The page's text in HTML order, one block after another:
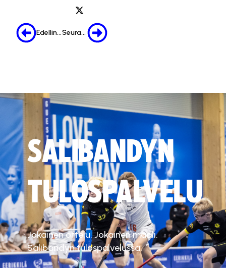
Edellinen Seuraava
SALIBANDYN
TULOSPALVELU
Jokainen ottelu. Jokainen maali.
Salibandyn tulospalvelussa.